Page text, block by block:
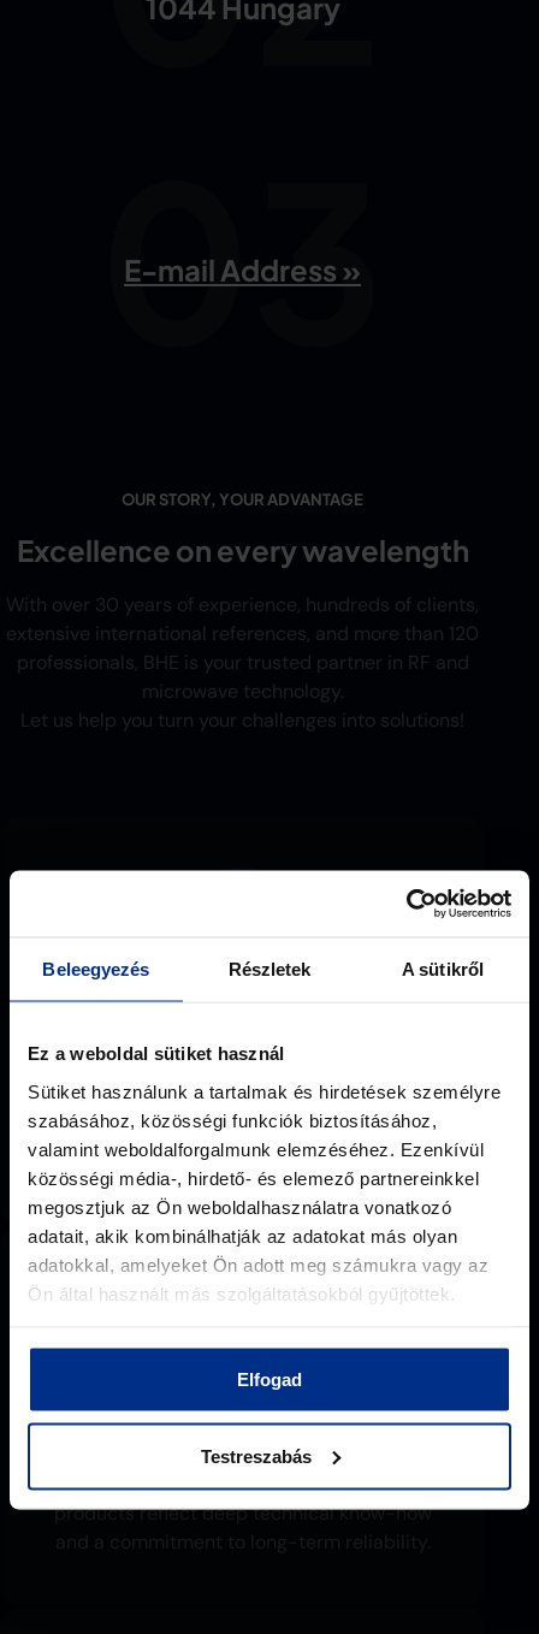
Beleegyezés Részletek A sütikről
Ez a weboldal sütiket használ
Sütiket használunk a tartalmak és hirdetések személyre
szabásához, közösségi funkciók biztosításához,
valamint weboldalforgalmunk elemzéséhez. Ezenkívül
közösségi média-, hirdető- és elemező partnereinkkel
megosztjuk az Ön weboldalhasználatra vonatkozó
adatait, akik kombinálhatják az adatokat más olyan
adatokkal, amelyeket Ön adott meg számukra vagy az
Ön által használt más szolgáltatásokból gyűjtöttek.
Elfogad
Testreszabás
1044 Hungary
E-mail Address »
OUR STORY, YOUR ADVANTAGE
Excellence on every wavelength
With over 30 years of experience, hundreds of clients,
extensive international references, and more than 120
professionals, BHE is your trusted partner in RF and
microwave technology.
Let us help you turn your challenges into solutions!
Proven Reliability
perform consistently, even under pressure.
reliable operation, that’s why BHE equipment
is trusted in over 60 countries, from
Antarctica to orbit.
Customized Solutions
With more than 30 years of expertise, we
design every solution with care and precision.
Whether modular or fully tailored, our
products reflect deep technical know-how